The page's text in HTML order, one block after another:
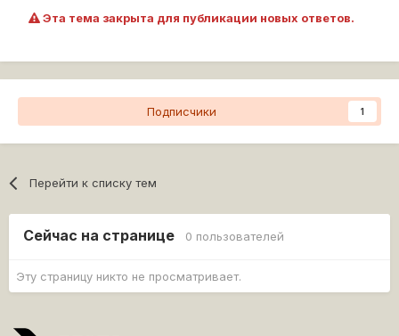
Эта тема закрыта для публикации новых ответов.
Подписчики 1
Перейти к списку тем
Сейчас на странице 0 пользователей
Эту страницу никто не просматривает.